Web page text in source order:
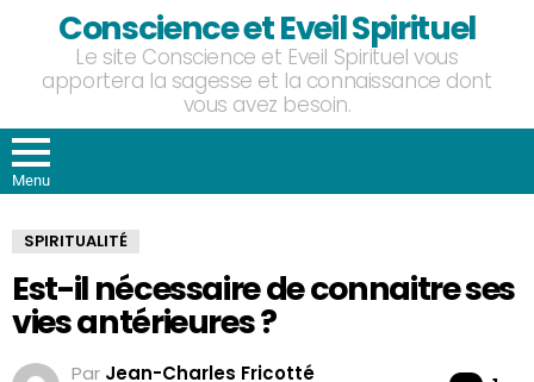
Conscience et Eveil Spirituel
Le site Conscience et Eveil Spirituel vous
apportera la sagesse et la connaissance dont
vous avez besoin.
Menu
SPIRITUALITÉ
Est-il nécessaire de connaitre ses
vies antérieures ?
Par Jean-Charles Fricotté